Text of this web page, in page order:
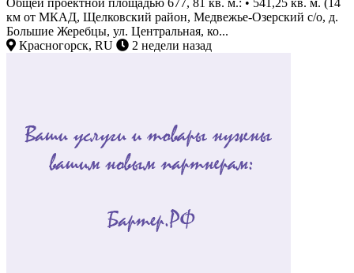
Общей проектной площадью 677, 81 кв. м.: • 541,25 кв. м. (14
км от МКАД, Щелковский район, Медвежье-Озерский с/о, д.
Большие Жеребцы, ул. Центральная, ко...
Красногорск, RU
2 недели назад